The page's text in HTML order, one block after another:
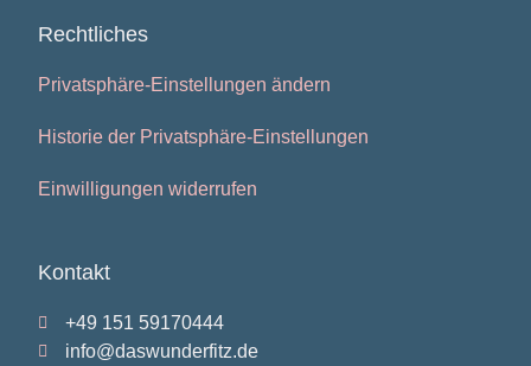
Rechtliches
Privatsphäre-Einstellungen ändern
Historie der Privatsphäre-Einstellungen
Einwilligungen widerrufen
Kontakt
+49 151 59170444
info@daswunderfitz.de